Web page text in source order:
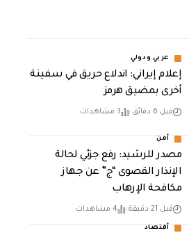
عربي ودولي
إعلام إيراني: اندلاع حريق في سفينة
أخرى بمضيق هرمز
قبل 6 دقائق 3 مشاهدات
أمن
مصدر للرشيد: رفع جزئي لحالة
الإنذار القصوى “ج” عن جهاز
مكافحة الإرهاب
قبل 21 دقيقة 4 مشاهدات
أقتصاد